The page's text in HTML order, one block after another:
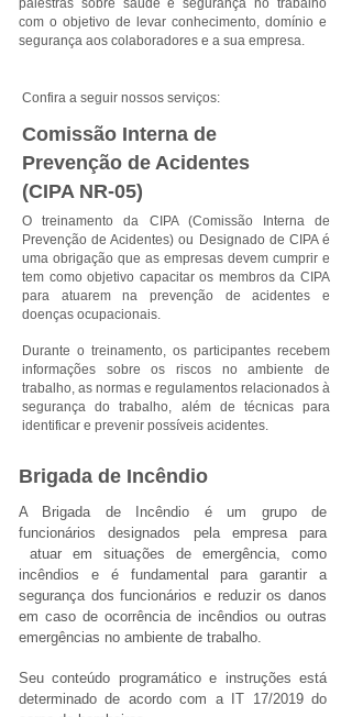
palestras sobre saúde e segurança no trabalho
com o objetivo de levar conhecimento, domínio e
segurança aos colaboradores e a sua empresa.
Confira a seguir nossos serviços:
Comissão Interna de
Prevenção de Acidentes
(CIPA NR-05)
O treinamento da CIPA (Comissão Interna de
Prevenção de Acidentes) ou Designado de CIPA é
uma obrigação que as empresas devem cumprir e
tem como objetivo capacitar os membros da CIPA
para atuarem na prevenção de acidentes e
doenças ocupacionais.
Durante o treinamento, os participantes recebem
informações sobre os riscos no ambiente de
trabalho, as normas e regulamentos relacionados à
segurança do trabalho, além de técnicas para
identificar e prevenir possíveis acidentes.
Brigada de Incêndio
A Brigada de Incêndio é um grupo de
funcionários designados pela empresa para
atuar em situações de emergência, como
incêndios e é fundamental para garantir a
segurança dos funcionários e reduzir os danos
em caso de ocorrência de incêndios ou outras
emergências no ambiente de trabalho.
Seu conteúdo programático e instruções está
determinado de acordo com a IT 17/2019 do